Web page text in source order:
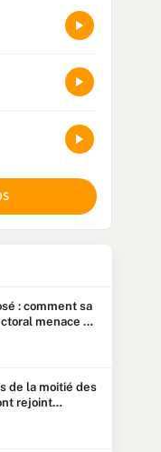
: comment sa
menace sa
de la moitié des
rejoint